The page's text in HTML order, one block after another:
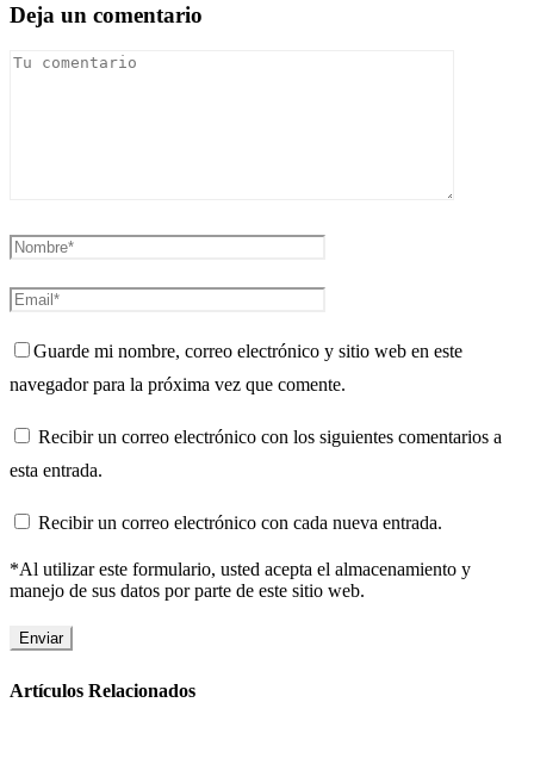
Deja un comentario
Guarde mi nombre, correo electrónico y sitio web en este
navegador para la próxima vez que comente.
Recibir un correo electrónico con los siguientes comentarios a
esta entrada.
Recibir un correo electrónico con cada nueva entrada.
*Al utilizar este formulario, usted acepta el almacenamiento y
manejo de sus datos por parte de este sitio web.
Artículos Relacionados